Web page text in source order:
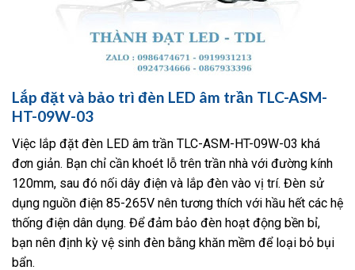
Lắp đặt và bảo trì đèn LED âm trần TLC-ASM-
HT-09W-03
Việc lắp đặt đèn LED âm trần TLC-ASM-HT-09W-03 khá
đơn giản. Bạn chỉ cần khoét lỗ trên trần nhà với đường kính
120mm, sau đó nối dây điện và lắp đèn vào vị trí. Đèn sử
dụng nguồn điện 85-265V nên tương thích với hầu hết các hệ
thống điện dân dụng. Để đảm bảo đèn hoạt động bền bỉ,
bạn nên định kỳ vệ sinh đèn bằng khăn mềm để loại bỏ bụi
bẩn.